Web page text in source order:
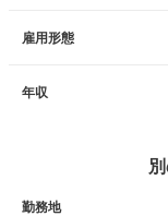
雇用形態
年収
勤務地